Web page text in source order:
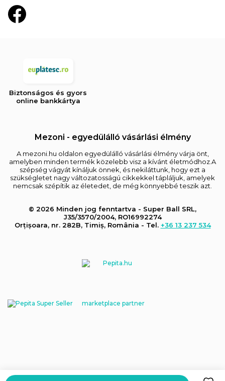
Biztonságos és gyors
online bankkártya
Mezoni - egyedülálló vásárlási élmény
A mezoni.hu oldalon egyedülálló vásárlási élmény várja önt,
amelyben minden termék közelebb visz a kívánt életmódhoz.A
szépség vágyát kínáljuk önnek, és nekiláttunk, hogy ezt a
szükségletet nagy változatosságú cikkekkel tápláljuk, amelyek
nemcsak szépítik az életedet, de még könnyebbé teszik azt.
© 2026 Minden jog fenntartva - Super Ball SRL,
J35/3570/2004, RO16992274
Orțișoara, nr. 282B, Timiș, România - Tel. +36 13 237 534
marketplace partner